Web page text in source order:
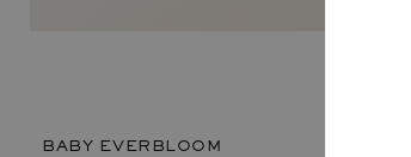
BABY EVERBLOOM